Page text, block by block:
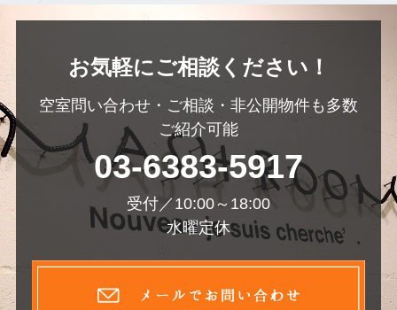
お気軽にご相談ください！
空室問い合わせ・ご相談・非公開物件も多数
ご紹介可能
03-6383-5917
受付／10:00～18:00
水曜定休